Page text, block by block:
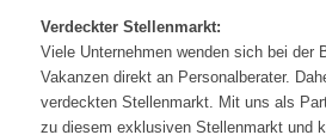
Verdeckter Stellenmarkt:
Viele Unternehmen wenden sich bei der
Vakanzen direkt an Personalberater.
verdeckten Stellenmarkt. Mit uns als
zu diesem exklusiven Stellenmarkt und